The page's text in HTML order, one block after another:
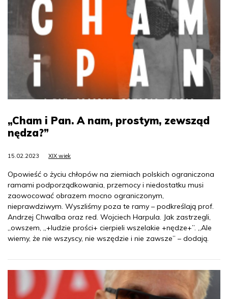
„Cham i Pan. A nam, prostym, zewsząd
nędza?”
15.02.2023 XIX wiek
Opowieść o życiu chłopów na ziemiach polskich ograniczona
ramami podporządkowania, przemocy i niedostatku musi
zaowocować obrazem mocno ograniczonym,
nieprawdziwym. Wyszliśmy poza te ramy – podkreślają prof.
Andrzej Chwalba oraz red. Wojciech Harpula. Jak zastrzegli,
„owszem, „+ludzie prości+ cierpieli wszelakie +nędze+”. „Ale
wiemy, że nie wszyscy, nie wszędzie i nie zawsze” – dodają.